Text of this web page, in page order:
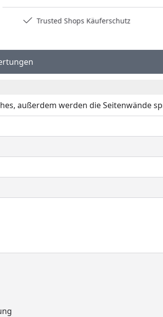
Trusted Shops Käuferschutz
außerdem werden die Seitenwände